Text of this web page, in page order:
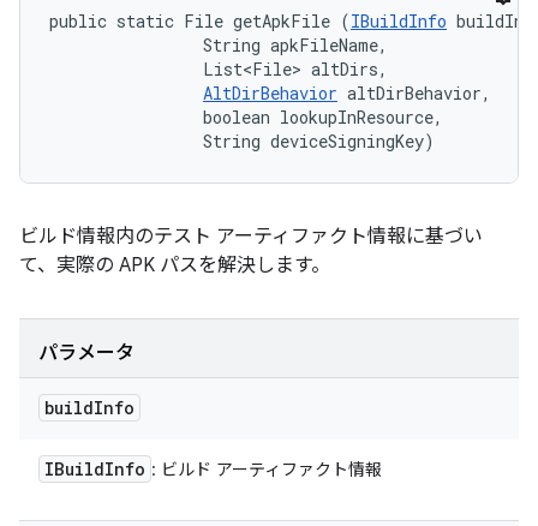
public static File getApkFile (IBuildInfo
                String apkFileName,
                List<File> altDirs,
AltDirBehavior altDirBehavior,
                boolean lookupInResource,
                String deviceSigningKey)
ビルド情報内のテスト アーティファクト情報に基づい
て、実際の APK パスを解決します。
パラメータ
buildInfo
IBuildInfo : ビルド アーティファクト情報